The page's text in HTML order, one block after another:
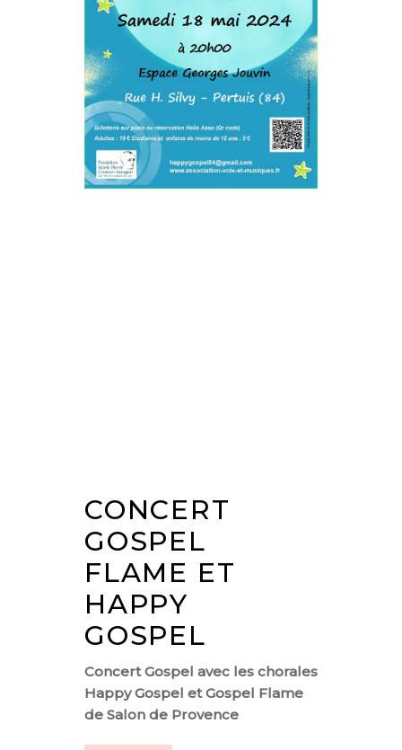
CONCERT
GOSPEL
FLAME ET
HAPPY
GOSPEL
Concert Gospel avec les chorales
Happy Gospel et Gospel Flame
de Salon de Provence